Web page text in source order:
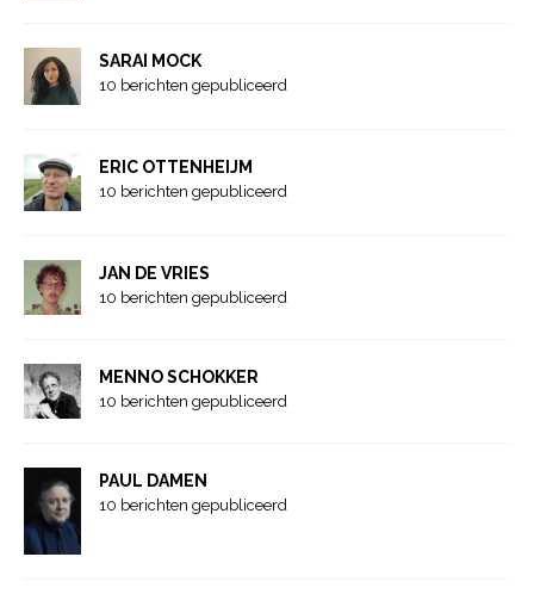
SARAI MOCK
10 berichten gepubliceerd
ERIC OTTENHEIJM
10 berichten gepubliceerd
JAN DE VRIES
10 berichten gepubliceerd
MENNO SCHOKKER
10 berichten gepubliceerd
PAUL DAMEN
10 berichten gepubliceerd